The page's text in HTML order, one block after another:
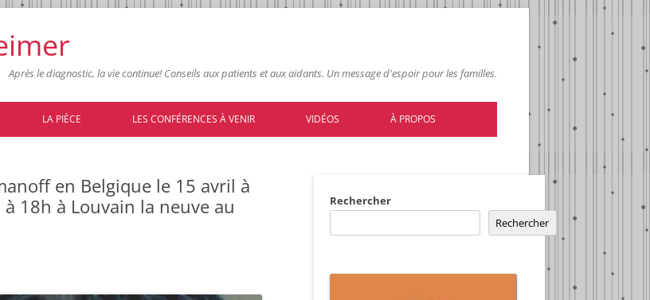
Après le diagnostic, la vie continue! Conseils aux patients et aux aidants. Un message d'espoir pour les familles.
Skip
LA PIÈCE LES CONFÉRENCES À VENIR VIDÉOS À PROPOS
en Belgique le 15 avril à
18h à Louvain la neuve au
Rechercher
Rechercher